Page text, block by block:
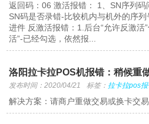
返回码：06 激活报错： 1、SN序列
SN码是否录错-比较机内与机外的序
进件 反激活报错：1.后台“允许反激活
活”-已经勾选，依然报...
洛阳拉卡拉POS机报错：稍候重
发布时间：2020/04/21 标签： 拉卡拉pos
解决方案：请商户重做交易或换卡交易